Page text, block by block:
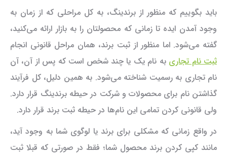
باید بگوییم که منظور از برندینگ، به کل مراحلی که از زمان به
وجود آمدن ایده تا زمانی که محصولتان را به بازار ارائه می‌کنید،
گفته می‌شود. اما منظور از ثبت برند، همان مراحل قانونی انجام
ثبت نام تجاری به نام یک یا چند شخص است که پس از آن، آن
نام تجاری به رسمیت شناخته می‌شود. به همین دلیل، کل فرآیند
گذاشتن نام برای محصولات و شرکت در حیطه برندینگ قرار دارد.
ولی قانونی کردن تمامی این نام‌ها در حیطه ثبت برند قرار دارد.
در واقع زمانی که مشکلی برای برند یا لوگوی شما به وجود آید،
مانند کپی کردن برند محصول شما؛ فقط در صورتی که قبلا ثبت